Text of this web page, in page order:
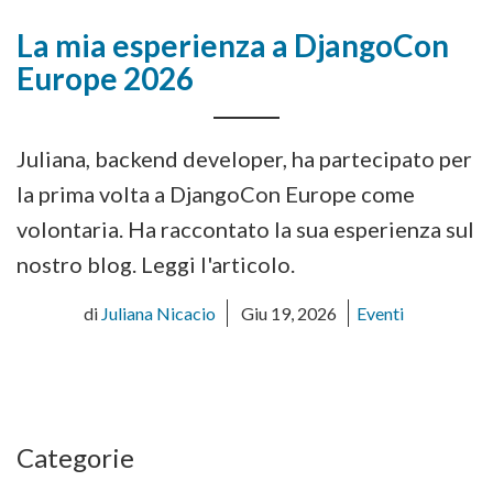
La mia esperienza a DjangoCon
Europe 2026
Juliana, backend developer, ha partecipato per
la prima volta a DjangoCon Europe come
volontaria. Ha raccontato la sua esperienza sul
nostro blog. Leggi l'articolo.
di Juliana Nicacio Giu 19, 2026 Eventi
Categorie